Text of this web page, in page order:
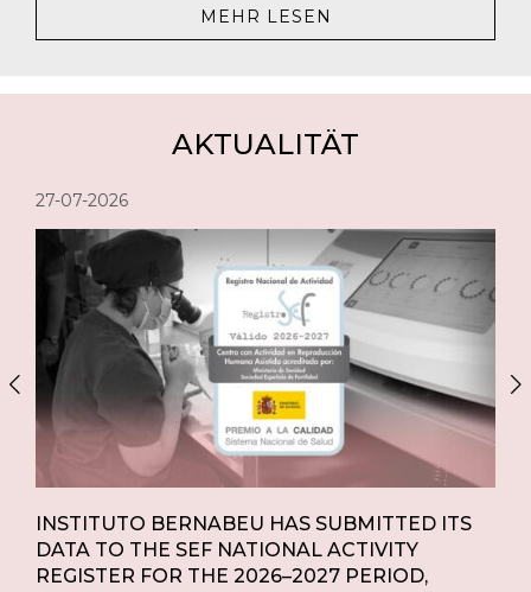
MEHR LESEN
AKTUALITÄT
27-07-2026
INSTITUTO BERNABEU HAS SUBMITTED ITS
DATA TO THE SEF NATIONAL ACTIVITY
REGISTER FOR THE 2026–2027 PERIOD,